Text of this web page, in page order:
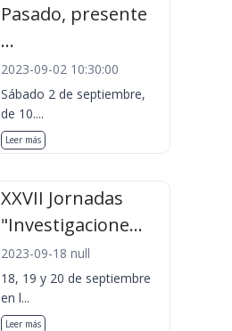
Pasado, presente
...
2023-09-02 10:30:00
Sábado 2 de septiembre,
de 10....
Leer más
XXVII Jornadas
"Investigacione...
2023-09-18 null
18, 19 y 20 de septiembre
en l...
Leer más